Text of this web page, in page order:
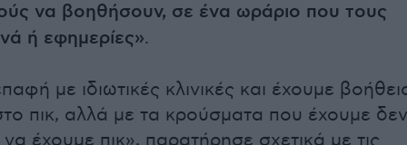
να βοηθήσουν, σε ένα ωράριο που τους
ή εφημερίες».
με ιδιωτικές κλινικές και έχουμε
πικ, αλλά με τα κρούσματα που έχουμε δεν
να έχουμε πικ», παρατήρησε σχετικά με τις